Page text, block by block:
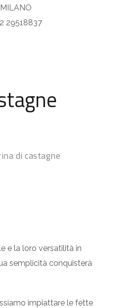
29518837
di castagne
e la loro versatilità in
semplicità conquisterà
impiattare le fette